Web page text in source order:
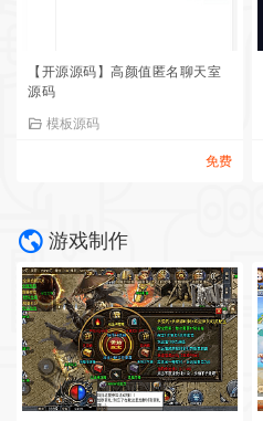
【开源源码】高颜值匿名聊天室
源码
模板源码
免费
游戏制作